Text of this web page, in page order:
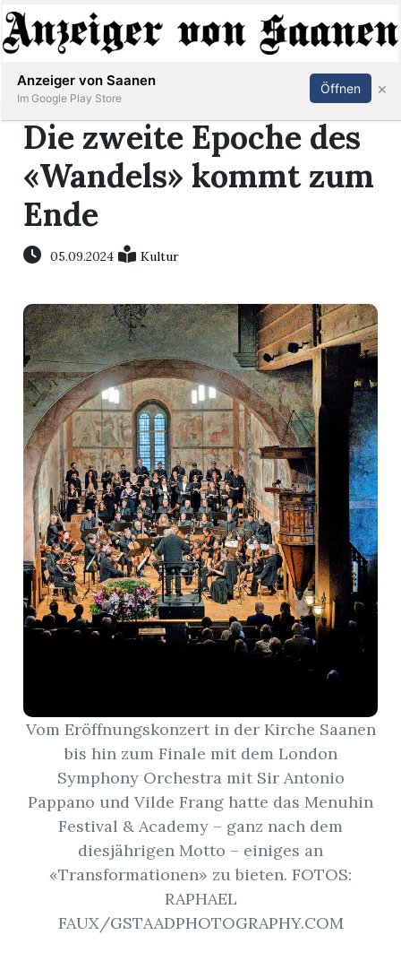
Events
Abonnieren Anmelden
Die zweite Epoche des
«Wandels» kommt zum
Ende
05.09.2024 Kultur
Vom Eröffnungskonzert in der Kirche Saanen
bis hin zum Finale mit dem London
Symphony Orchestra mit Sir Antonio
Pappano und Vilde Frang hatte das Menuhin
Festival & Academy – ganz nach dem
diesjährigen Motto – einiges an
«Transformationen» zu bieten. FOTOS:
RAPHAEL
FAUX/GSTAADPHOTOGRAPHY.COM
Anzeiger von Saanen
Im Google Play Store
Öffnen ×